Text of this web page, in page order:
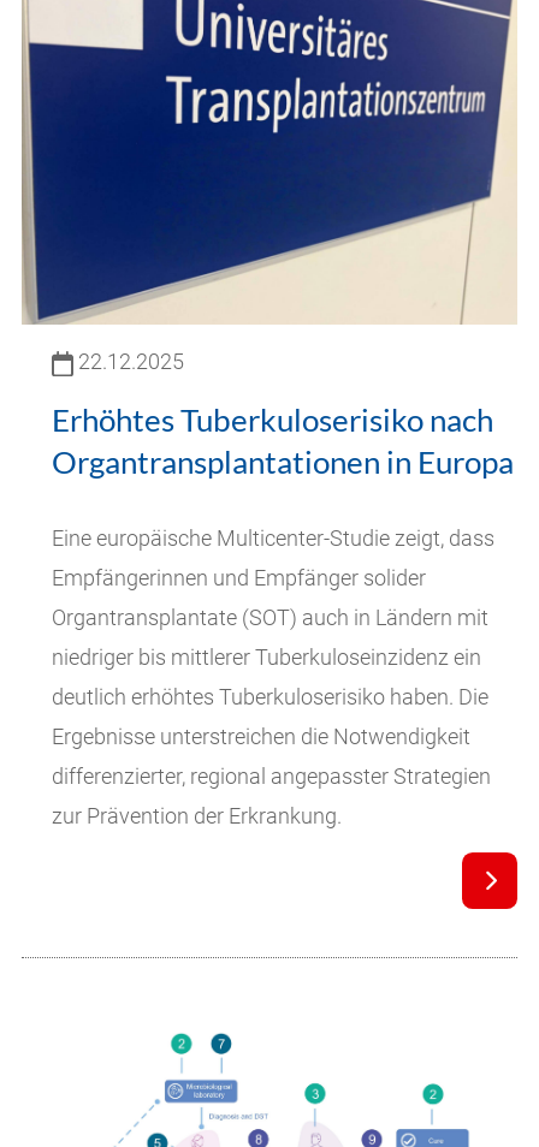
22.12.2025
Erhöhtes Tuberkuloserisiko nach
Organtransplantationen in Europa
Eine europäische Multicenter-Studie zeigt, dass
Empfängerinnen und Empfänger solider
Organtransplantate (SOT) auch in Ländern mit
niedriger bis mittlerer Tuberkuloseinzidenz ein
deutlich erhöhtes Tuberkuloserisiko haben. Die
Ergebnisse unterstreichen die Notwendigkeit
differenzierter, regional angepasster Strategien
zur Prävention der Erkrankung.